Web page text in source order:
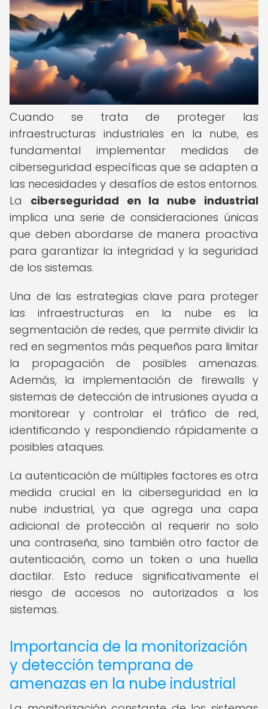
Cuando se trata de proteger las
infraestructuras industriales en la nube, es
fundamental implementar medidas de
ciberseguridad específicas que se adapten a
las necesidades y desafíos de estos entornos.
La ciberseguridad en la nube industrial
implica una serie de consideraciones únicas
que deben abordarse de manera proactiva
para garantizar la integridad y la seguridad
de los sistemas.
Una de las estrategias clave para proteger
las infraestructuras en la nube es la
segmentación de redes, que permite dividir la
red en segmentos más pequeños para limitar
la propagación de posibles amenazas.
Además, la implementación de firewalls y
sistemas de detección de intrusiones ayuda a
monitorear y controlar el tráfico de red,
identificando y respondiendo rápidamente a
posibles ataques.
La autenticación de múltiples factores es otra
medida crucial en la ciberseguridad en la
nube industrial, ya que agrega una capa
adicional de protección al requerir no solo
una contraseña, sino también otro factor de
autenticación, como un token o una huella
dactilar. Esto reduce significativamente el
riesgo de accesos no autorizados a los
sistemas.
Importancia de la monitorización
y detección temprana de
amenazas en la nube industrial